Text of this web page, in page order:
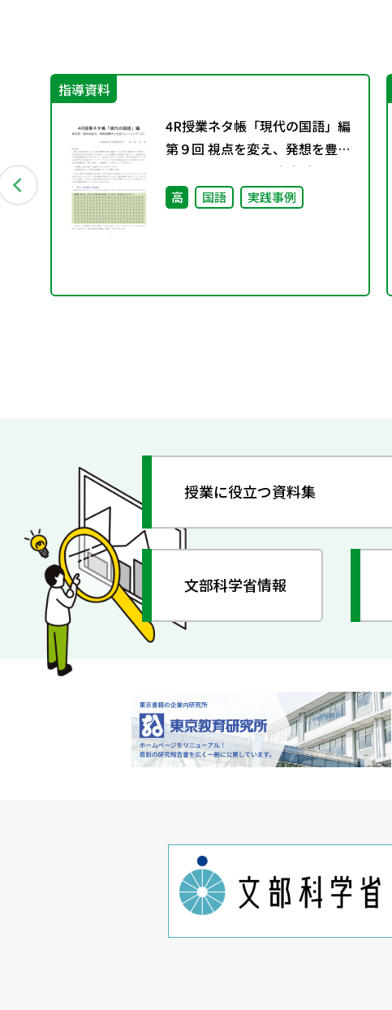
指導資料
4R授業ネタ帳「現代の国語」編
第９回 視点を変え、発想を豊か
にするトレーニング（２）
高 国語 実践事例
授業に役立つ資料集
文部科学省情報